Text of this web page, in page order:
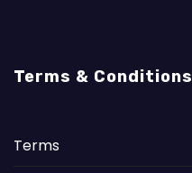
Terms & Conditions
Terms